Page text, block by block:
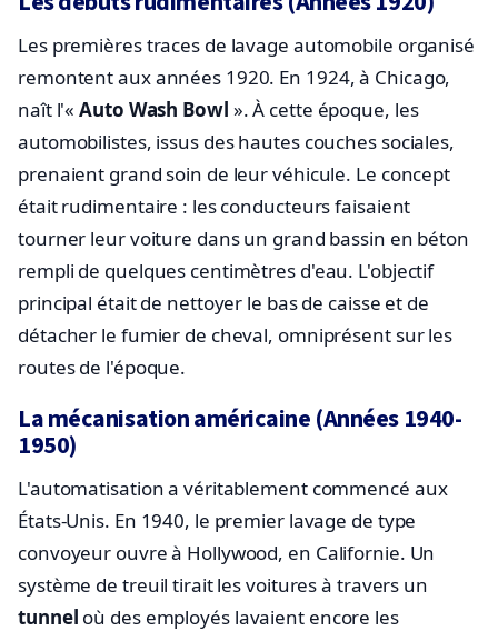
Les premières traces de lavage automobile organisé
remontent aux années 1920. En 1924, à Chicago,
naît l'«Auto Wash Bowl ». À cette époque, les
automobilistes, issus des hautes couches sociales,
prenaient grand soin de leur véhicule. Le concept
était rudimentaire : les conducteurs faisaient
tourner leur voiture dans un grand bassin en béton
rempli de quelques centimètres d'eau. L'objectif
principal était de nettoyer le bas de caisse et de
détacher le fumier de cheval, omniprésent sur les
routes de l'époque.
La mécanisation américaine (Années 1940-
1950)
L'automatisation a véritablement commencé aux
États-Unis. En 1940, le premier lavage de type
convoyeur ouvre à Hollywood, en Californie. Un
système de treuil tirait les voitures à travers un
tunnel où des employés lavaient encore les